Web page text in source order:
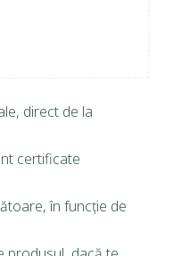
direct de la
certificate
în funcție de